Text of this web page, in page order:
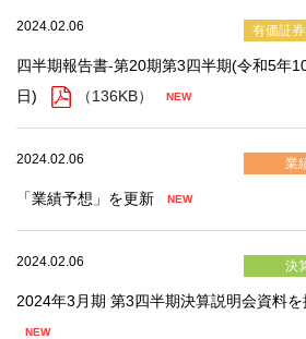
2024.02.06 有価証
四半期報告書-第20期第3四半期(令和5年
日)
（136KB）
2024.02.06 業
「業績予想」を更新
2024.02.06 決
2024年3月期 第3四半期決算説明会資料を